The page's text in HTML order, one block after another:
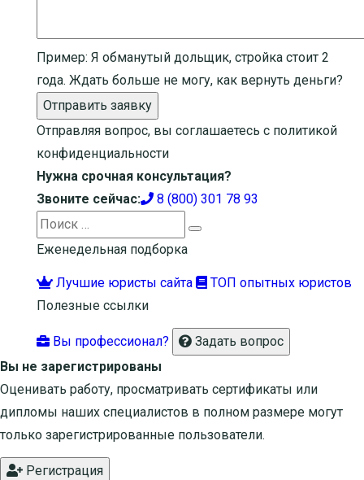
Пример: Я обманутый дольщик, стройка стоит 2
года. Ждать больше не могу, как вернуть деньги?
Отправить заявку
Отправляя вопрос, вы соглашаетесь с политикой
конфиденциальности
Нужна срочная консультация?
Звоните сейчас:
8 (800) 301 78 93
Search
for:
Еженедельная подборка
Лучшие юристы сайта
ТОП опытных юристов
Полезные ссылки
Вы профессионал?
Задать вопрос
Вы не зарегистрированы
Оценивать работу, просматривать сертификаты или
дипломы наших специалистов в полном размере могут
только зарегистрированные пользователи.
Регистрация